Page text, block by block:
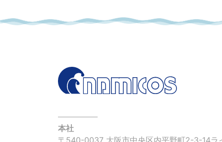
本社
〒540-0037 大阪市中央区内平野町2-3-14ラ